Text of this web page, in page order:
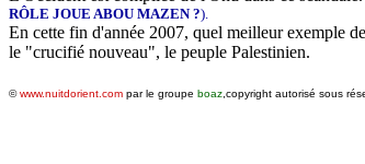
RÔLE JOUE ABOU MAZEN ?).
En cette fin d'année 2007, quel meilleur exemple
le "crucifié nouveau", le peuple Palestinien.
©www.nuitdorient.com par le groupe boaz ,copyright autorisé sous